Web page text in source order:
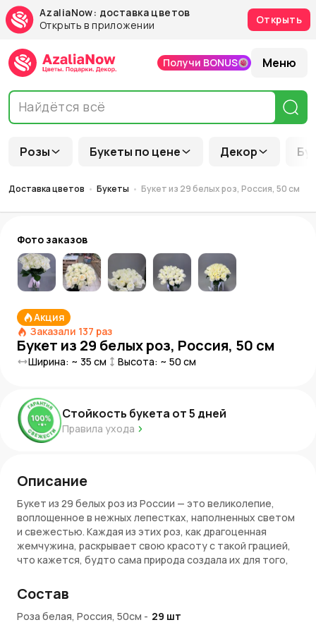
AzaliaNow: доставка цветов
Открыть в приложении
Открыть
Розы Букеты по цене Декор
Получи BONUS Меню
Доставка цветов Букеты Букет из 29 белых роз, Россия, 50 см
Фото заказов
Акция
Заказали 137 раз
Букет из 29 белых роз, Россия, 50 см
Ширина: ~ 35 см Высота: ~ 50 см
Стойкость букета от5 дней
Правила ухода
Описание
Букет из 29 белых роз из России — это великолепие,
воплощенное в нежных лепестках, наполненных светом
и свежестью. Каждая из этих роз, как драгоценная
жемчужина, раскрывает свою красоту с такой грацией,
что кажется, будто сама природа создала их для того,
атмосферу чистоты, возвышенности и волшебства в
любой момент жизни.
Символика букета
Состав
Роза белая, Россия, 50см - 29 шт